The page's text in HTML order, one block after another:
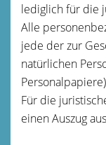
lediglich für die
Alle
jede der zur
natürlichen
Für die
einen Auszug